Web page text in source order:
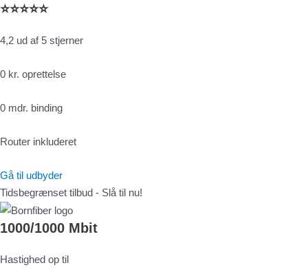
⭐⭐⭐⭐⭐
4,2 ud af 5 stjerner
0 kr. oprettelse
0 mdr. binding
Router inkluderet
Gå til udbyder
Tidsbegrænset tilbud - Slå til nu!
1000/1000 Mbit
Hastighed op til